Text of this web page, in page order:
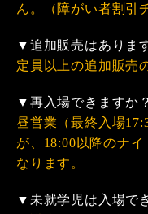
ん。（障がい者割引
▼追加販売はありま
定員以上の追加販売
▼再入場できますか？
昼営業（最終入場
が、18:00以降のナ
なります。
▼未就学児は入場で